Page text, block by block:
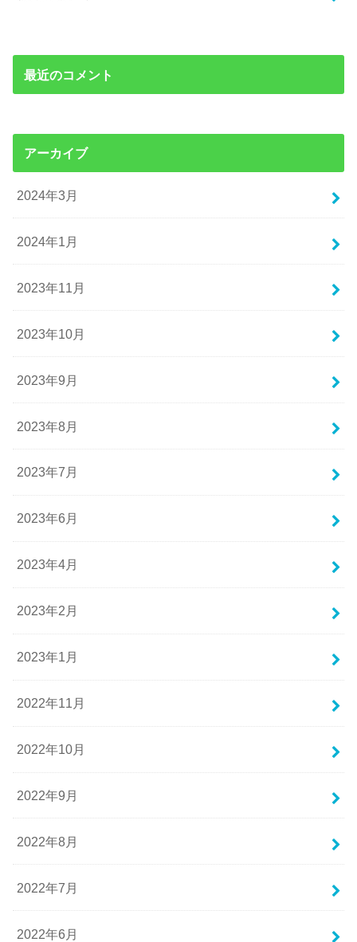
最近のコメント
アーカイブ
2024年3月
2024年1月
2023年11月
2023年10月
2023年9月
2023年8月
2023年7月
2023年6月
2023年4月
2023年2月
2023年1月
2022年11月
2022年10月
2022年9月
2022年8月
2022年7月
2022年6月